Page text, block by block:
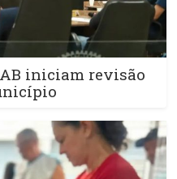
iniciam revisão